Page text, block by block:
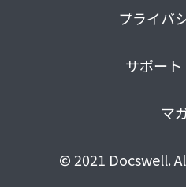
プライバ
サポー
マ
© 2021 Docswell.